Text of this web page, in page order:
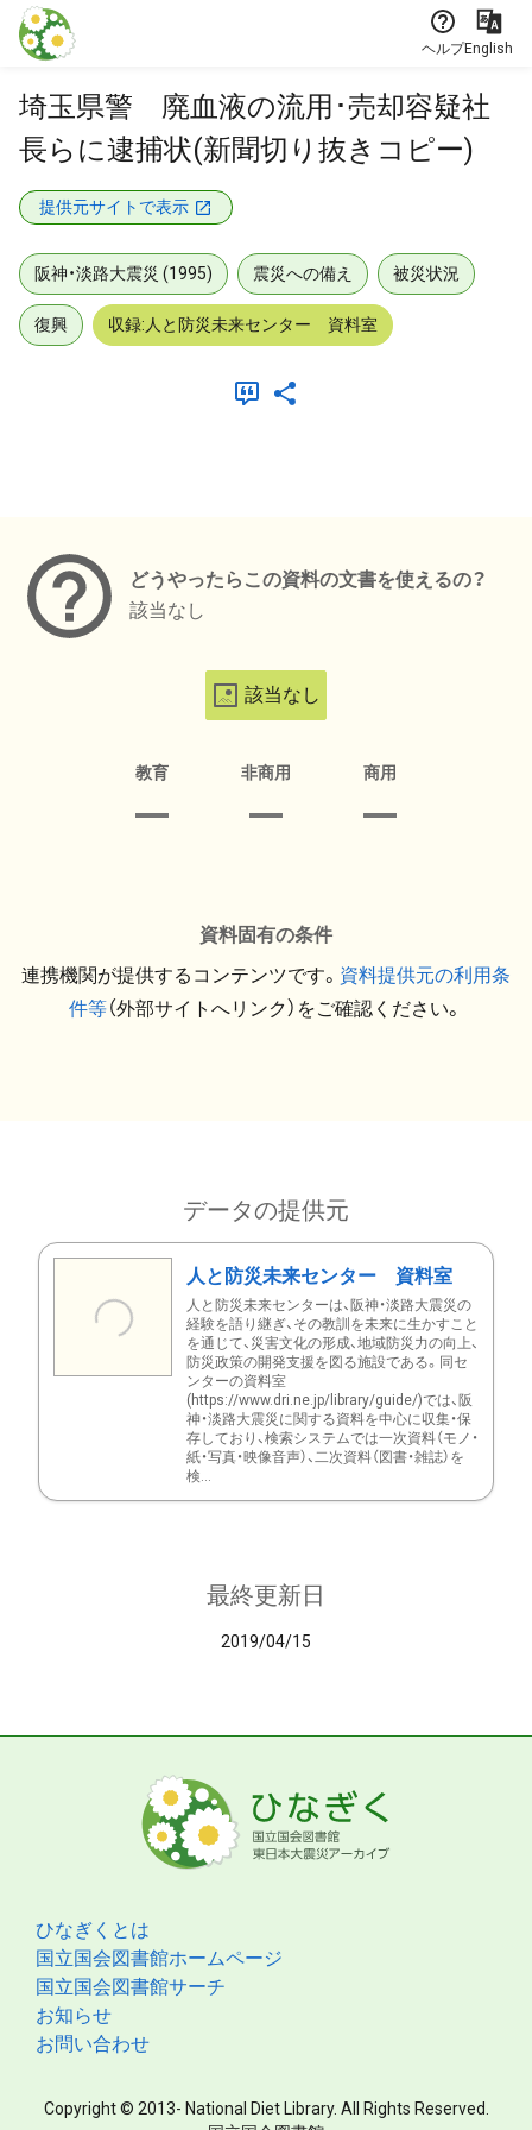
本文に飛ぶ
ヘルプEnglish
埼玉県警 廃血液の流用･売却容疑社
長らに逮捕状(新聞切り抜きコピー)
提供元サイトで表示
阪神・淡路大震災 (1995) 震災への備え 被災状況
復興 収録:人と防災未来センター 資料室
どうやったらこの資料の文書を使えるの？
該当なし
該当なし
教育 非商用 商用
資料固有の条件
連携機関が提供するコンテンツです。 資料提供元の利用条
件等（外部サイトへリンク）をご確認ください。
データの提供元
人と防災未来センター 資料室
人と防災未来センターは、阪神・淡路大震災の
経験を語り継ぎ、その教訓を未来に生かすこと
を通じて、災害文化の形成、地域防災力の向上、
防災政策の開発支援を図る施設である。同セ
ンターの資料室
(https://www.dri.ne.jp/library/guide/)では、阪
神・淡路大震災に関する資料を中心に収集・保
存しており、検索システムでは一次資料（モノ・
紙・写真・映像音声）、二次資料（図書・雑誌）を
検...
最終更新日
2019/04/15
ひなぎくとは
国立国会図書館ホームページ
国立国会図書館サーチ
お知らせ
お問い合わせ
Copyright © 2013- National Diet Library. All Rights Reserved.